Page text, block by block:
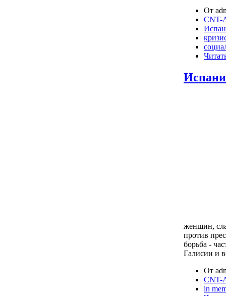
От
CNT-
женщин,
против
борьба -
Галисии и
От
CNT-
in